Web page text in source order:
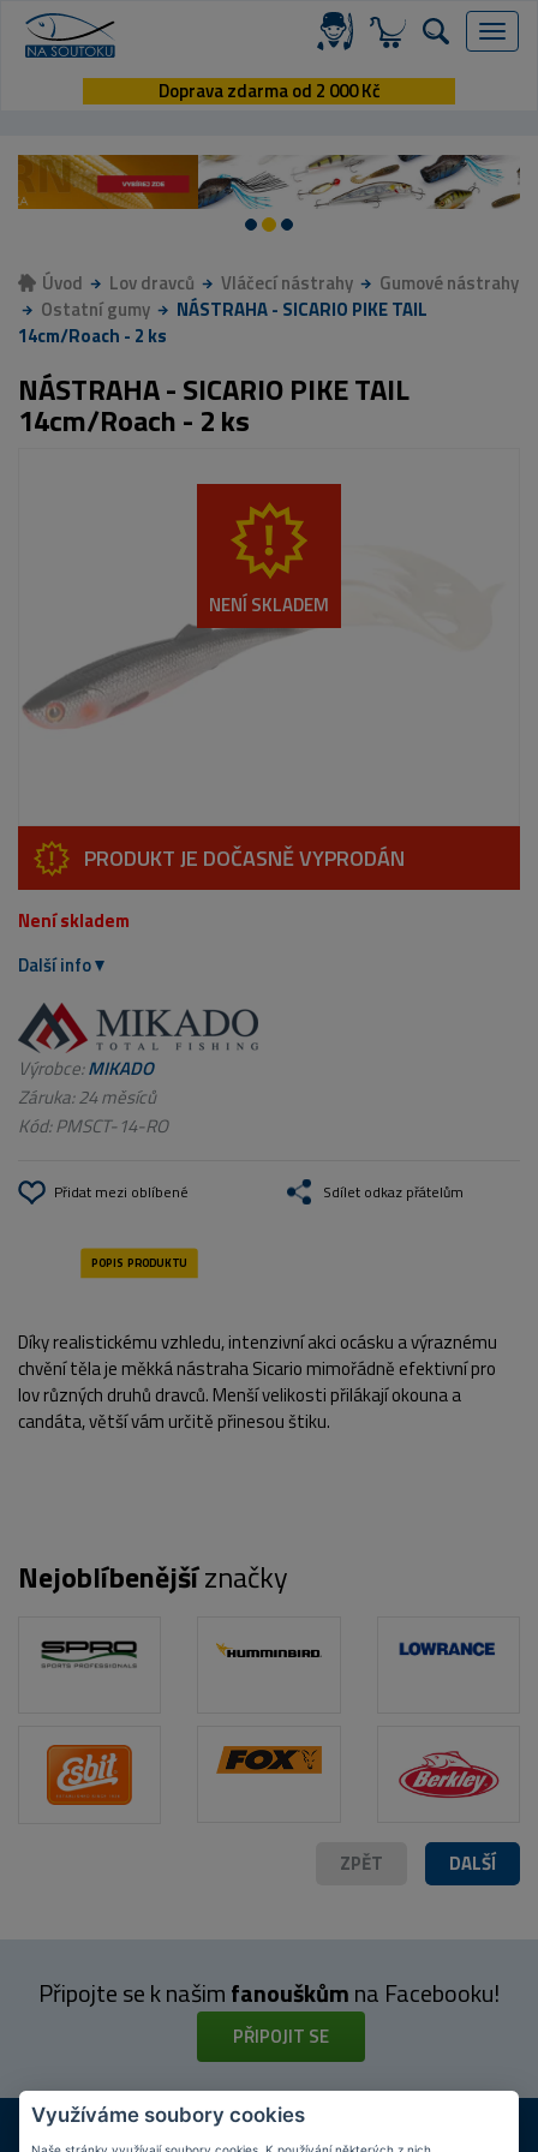
Menu
Doprava zdarma od 2 000 Kč
Úvod Lov dravců Vláčecí nástrahy
Gumové nástrahy
Ostatní gumy
NÁSTRAHA - SICARIO PIKE TAIL
14cm/Roach - 2 ks
NÁSTRAHA - SICARIO PIKE TAIL
14cm/Roach - 2 ks
NENÍ SKLADEM
PRODUKT JE DOČASNĚ VYPRODÁN
Není skladem
Další info
Výrobce:MIKADO
Záruka: 24 měsíců
Kód:PMSCT-14-RO
Přidat mezi oblíbené Sdílet odkaz přátelům
Díky realistickému vzhledu, intenzivní akci ocásku a výraznému
chvění těla je měkká nástraha Sicario mimořádně efektivní pro
lov různých druhů dravců. Menší velikosti přilákají okouna a
candáta, větší vám určitě přinesou štiku.
Nejoblíbenějšíznačky
DALŠÍ
ZPĚT
Připojte se k našimfanouškůmna Facebooku!
PŘIPOJIT SE
DOPRAVA ZDARMA
KAMENNÉ PRODEJNY
Využíváme soubory cookies